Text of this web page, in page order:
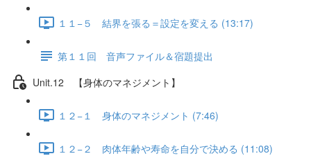
１１−５ 結界を張る＝設定を変える (13:17)
第１１回 音声ファイル＆宿題提出
Unit.12 【身体のマネジメント】
１２−１ 身体のマネジメント (7:46)
１２−２ 肉体年齢や寿命を自分で決める (11:08)